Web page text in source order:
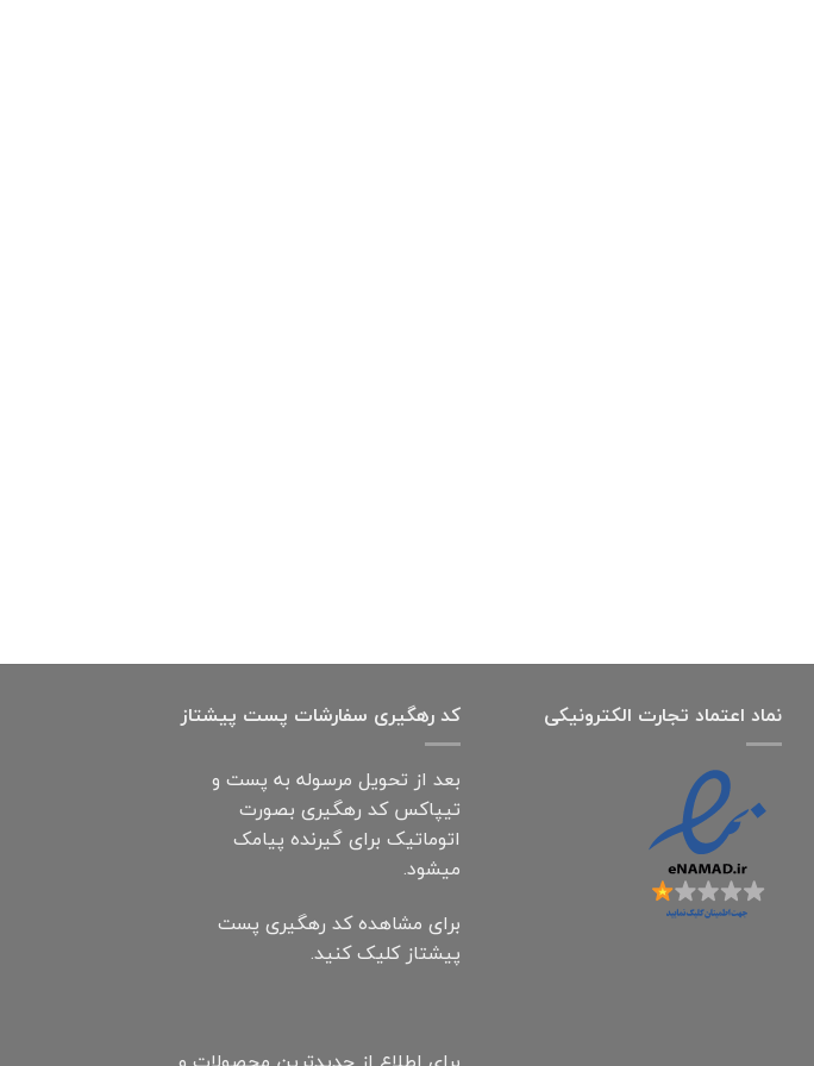
نماد اعتماد تجارت الكترونیكی
کد رهگیری سفارشات پست پیشتاز
بعد از تحویل مرسوله به پست و
تیپاکس کد رهگیری بصورت
اتوماتیک برای گیرنده پیامک
میشود.
برای مشاهده کد رهگیری پست
پیشتاز کلیک کنید.